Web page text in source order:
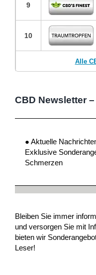
9
10
Alle
CBD Newsletter
● Aktuelle
Exklusive
Schmerzen
Bleiben Sie immer
und versorgen Sie mit
bieten wir
Leser!